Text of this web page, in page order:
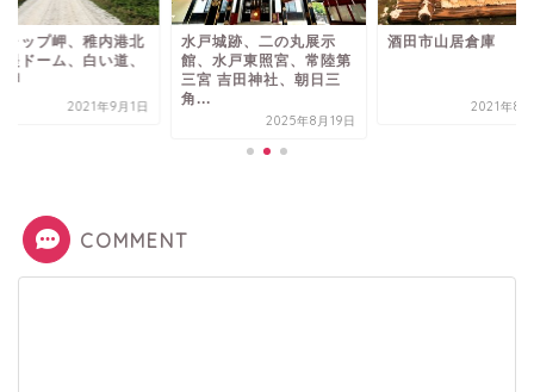
城跡、二の丸展示
水戸東照宮、常陸第
吉田神社、朝日三
酒田市山居倉庫
ノシャップ岬、稚内
2021年9
COMMENT